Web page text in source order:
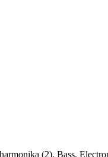
(2), Bass,